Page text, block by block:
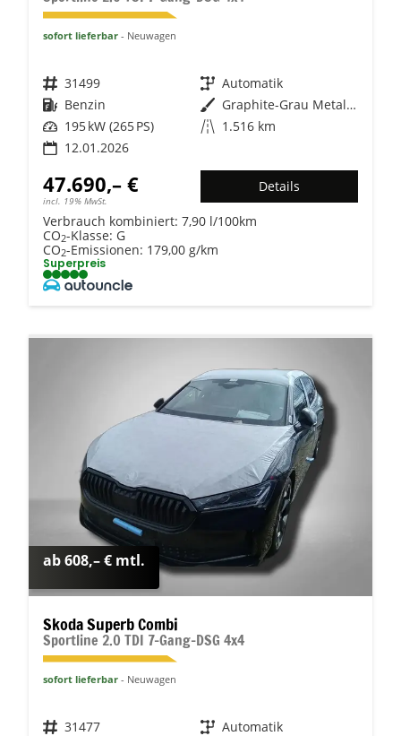
sofort lieferbar Neuwagen
Fahrzeugnr. 31499 Getriebe Automatik
Kraftstoff Benzin Außenfarbe
Graphite-Grau Metallic
Leistung 195 kW (265 PS) Kilometerstand 1.516 km
12.01.2026
47.690,– €
incl. 19% MwSt.
Details
Verbrauch kombiniert: 7,90 l/100km
CO2-Klasse: G
CO2-Emissionen: 179,00 g/km
Superpreis
ab 608,– € mtl.
Skoda Superb Combi
Sportline 2.0 TDI 7-Gang-DSG 4x4
sofort lieferbar Neuwagen
Fahrzeugnr. 31477 Getriebe Automatik